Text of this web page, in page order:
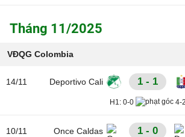
Tháng 11/2025
VĐQG Colombia
14/11 Deportivo Cali 1 - 1
H1: 0-0 4-2
10/11 Once Caldas 1 - 0